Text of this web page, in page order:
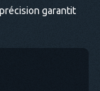
garantit